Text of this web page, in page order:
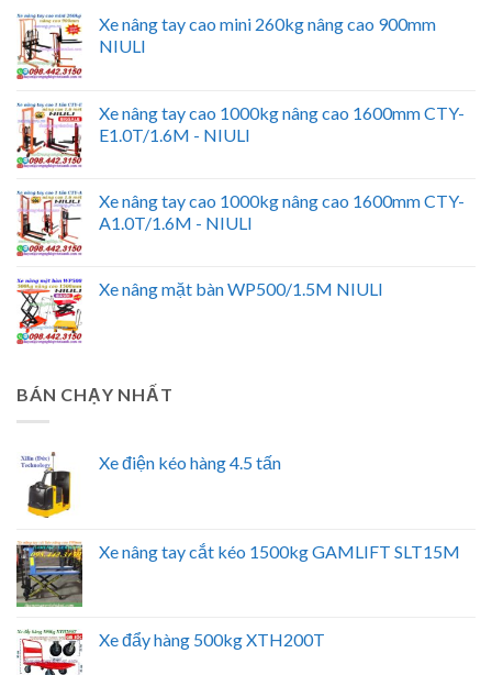
Xe nâng tay cao mini 260kg nâng cao 900mm
NIULI
Xe nâng tay cao 1000kg nâng cao 1600mm CTY-
E1.0T/1.6M - NIULI
Xe nâng tay cao 1000kg nâng cao 1600mm CTY-
A1.0T/1.6M - NIULI
Xe nâng mặt bàn WP500/1.5M NIULI
BÁN CHẠY NHẤT
Xe điện kéo hàng 4.5 tấn
Xe nâng tay cắt kéo 1500kg GAMLIFT SLT15M
Xe đẩy hàng 500kg XTH200T